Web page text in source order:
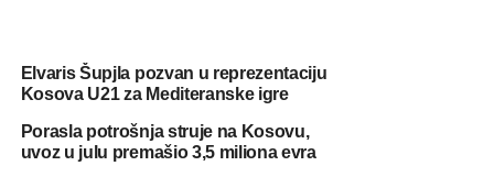
Elvaris Šupjla pozvan u reprezentaciju
Kosova U21 za Mediteranske igre
Porasla potrošnja struje na Kosovu,
uvoz u julu premašio 3,5 miliona evra